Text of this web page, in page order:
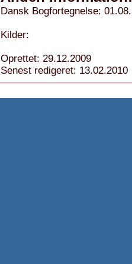
Dansk Bogfortegnelse:
Kilder:
Oprettet: 29.12.2009
Senest redigeret: 13.02.2010